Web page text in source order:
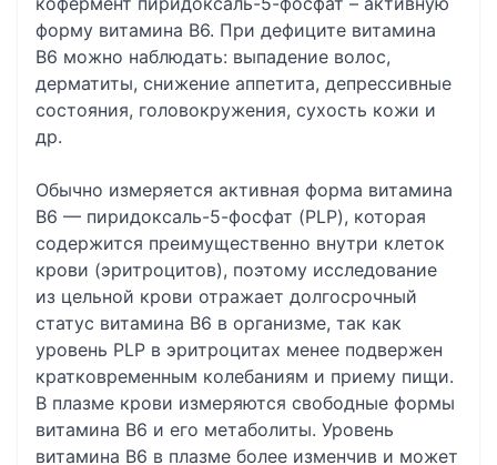
форму витамина В6. При дефиците витамина
В6 можно наблюдать: выпадение волос,
дерматиты, снижение аппетита, депрессивные
состояния, головокружения, сухость кожи и
др.
Обычно измеряется активная форма витамина
В6 — пиридоксаль-5-фосфат (PLP), которая
содержится преимущественно внутри клеток
крови (эритроцитов), поэтому исследование
из цельной крови отражает долгосрочный
статус витамина В6 в организме, так как
уровень PLP в эритроцитах менее подвержен
кратковременным колебаниям и приему пищи.
В плазме крови измеряются свободные формы
витамина В6 и его метаболиты. Уровень
витамина В6 в плазме более изменчив и может